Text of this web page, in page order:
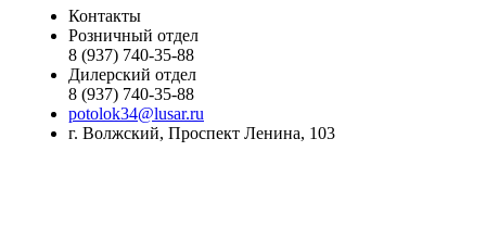
Контакты
Розничный отдел
8 (937) 740-35-88
Дилерский отдел
8 (937) 740-35-88
potolok34@lusar.ru
г. Волжский, Проспект Ленина, 103